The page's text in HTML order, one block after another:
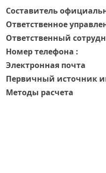
Составитель
Ответственное
Oтветственный
Номер телефона :
Электронная почта
Первичный источник
Методы расчета